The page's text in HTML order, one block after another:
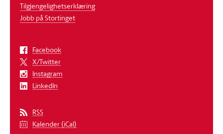
Tilgjengelighetserklæring
Jobb på Stortinget
Facebook
X/Twitter
Instagram
LinkedIn
RSS
Kalender (iCal)